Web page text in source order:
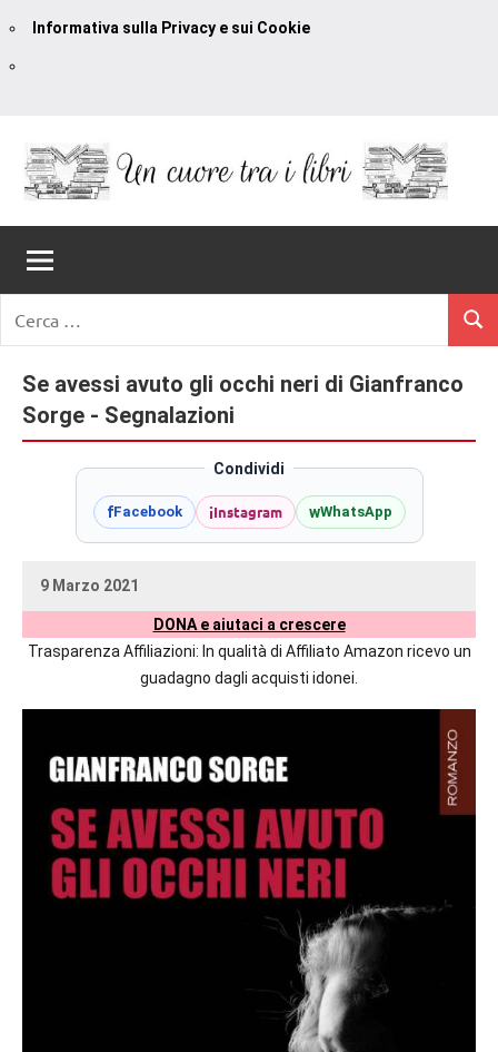
Informativa sulla Privacy e sui Cookie
contenuto
Un
Cuore
Tra
I
Libri
romanzi
romance
e
non
solo.
Recensioni,
anteprime,
delle
autrici
per:
Se avessi avuto gli occhi neri di Gianfranco
Sorge - Segnalazioni
Condividi
fFacebook iInstagram wWhatsApp
9 Marzo 2021
DONA e aiutaci a crescere
Trasparenza Affiliazioni: In qualità di Affiliato Amazon ricevo un
guadagno dagli acquisti idonei.